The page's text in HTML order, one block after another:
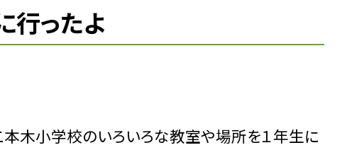
行ったよ
木小学校のいろいろな教室や場所を１年生に